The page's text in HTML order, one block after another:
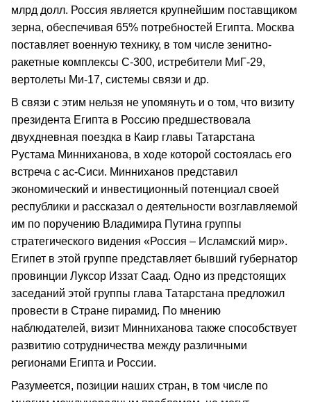
млрд долл. Россия является крупнейшим поставщиком
зерна, обеспечивая 65% потребностей Египта. Москва
поставляет военную технику, в том числе зенитно-
ракетные комплексы С-300, истребители МиГ-29,
вертолеты Ми-17, системы связи и др.
В связи с этим нельзя не упомянуть и о том, что визиту
президента Египта в Россию предшествовала
двухдневная поездка в Каир главы Татарстана
Рустама Минниханова, в ходе которой состоялась его
встреча с ас-Сиси. Минниханов представил
экономический и инвестиционный потенциал своей
республики и рассказал о деятельности возглавляемой
им по поручению Владимира Путина группы
стратегического видения «Россия – Исламский мир».
Египет в этой группе представляет бывший губернатор
провинции Луксор Иззат Саад. Одно из предстоящих
заседаний этой группы глава Татарстана предложил
провести в Стране пирамид. По мнению
наблюдателей, визит Минниханова также способствует
развитию сотрудничества между различными
регионами Египта и России.
Разумеется, позиции наших стран, в том числе по